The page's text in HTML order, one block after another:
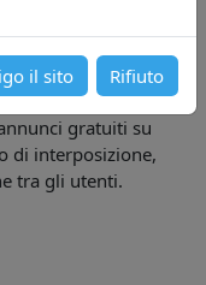
il sito Rifiuto
costume, dei
offre un servizio di
gratuiti su
di interposizione,
tra gli utenti.